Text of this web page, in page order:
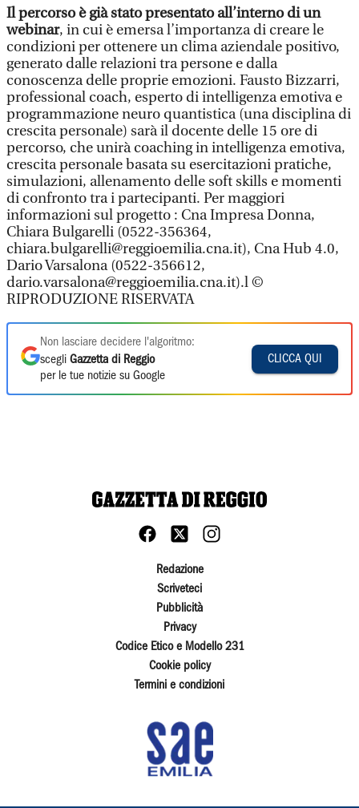
Il percorso è già stato presentato all’interno di un
webinar, in cui è emersa l’importanza di creare le
condizioni per ottenere un clima aziendale positivo,
generato dalle relazioni tra persone e dalla
conoscenza delle proprie emozioni. Fausto Bizzarri,
professional coach, esperto di intelligenza emotiva e
programmazione neuro quantistica (una disciplina di
crescita personale) sarà il docente delle 15 ore di
percorso, che unirà coaching in intelligenza emotiva,
crescita personale basata su esercitazioni pratiche,
simulazioni, allenamento delle soft skills e momenti
di confronto tra i partecipanti. Per maggiori
informazioni sul progetto : Cna Impresa Donna,
Chiara Bulgarelli (0522-356364,
chiara.bulgarelli@reggioemilia.cna.it), Cna Hub 4.0,
Dario Varsalona (0522-356612,
dario.varsalona@reggioemilia.cna.it).l ©
RIPRODUZIONE RISERVATA
Non lasciare decidere l'algoritmo:
scegli Gazzetta di Reggio
per le tue notizie su Google
CLICCA QUI
Redazione
Scriveteci
Pubblicità
Privacy
Codice Etico e Modello 231
Cookie policy
Termini e condizioni